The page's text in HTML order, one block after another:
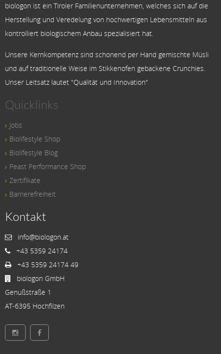
biologon ist ein Tiroler Familienunternehmen, welches sich auf die
Herstellung und Veredelung von hochwertigen Lebensmitteln aus
kontrolliert biologischem Anbau spezialisiert hat.
Unsere Kernkompetenz sind schonend per Hand gemischte Müsli
und auf traditionelle Weise im Stikkenofen gebackene Crunchies.
Unser Leitsatz lautet "Qualität und Innovation"
Quicklinks
Jobs
Biolifestyle Shop
Biolifestyle Blog
Peast Performance Shop
Zertifikate
Barrierefreiheit
Kontakt
info@biologon.at
+43 5359 24174
+43 5359 24174 49
biologon GmbH
Genußstraße 1
AT-6395 Hochfilzen